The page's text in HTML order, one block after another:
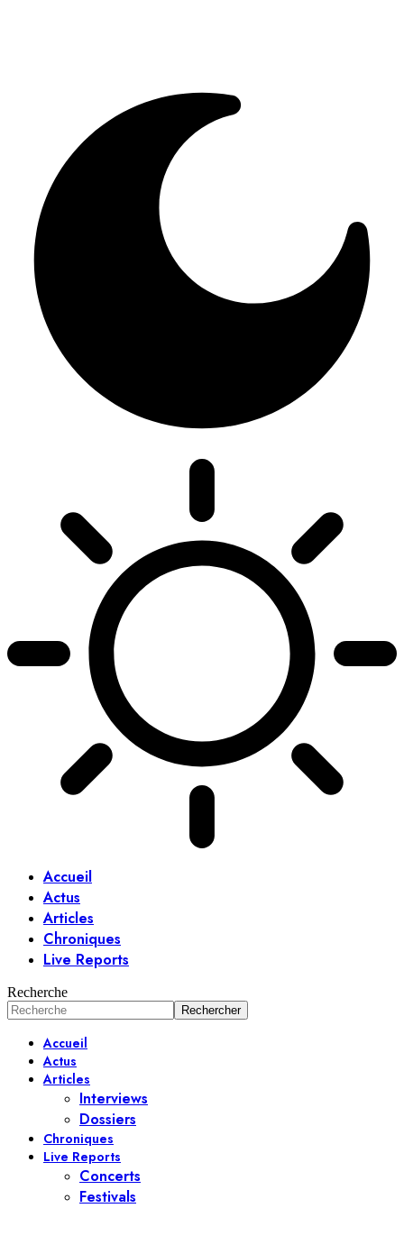
Accueil
Actus
Articles
Chroniques
Live Reports
Recherche
Accueil
Actus
Articles
Interviews
Dossiers
Chroniques
Live Reports
Concerts
Festivals